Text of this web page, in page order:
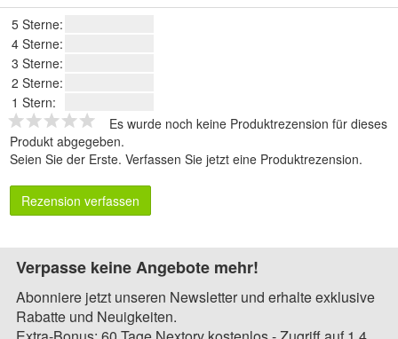
5 Sterne:
4 Sterne:
3 Sterne:
2 Sterne:
1 Stern:
Es wurde noch keine Produktrezension für dieses
Produkt abgegeben.
Seien Sie der Erste. Verfassen Sie jetzt eine Produktrezension.
Rezension verfassen
Verpasse keine Angebote mehr!
Abonniere jetzt unseren Newsletter und erhalte exklusive
Rabatte und Neuigkeiten.